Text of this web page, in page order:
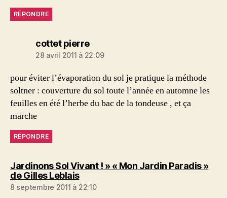
RÉPONDRE
cottet pierredit :
28 avril 2011 à 22:09
pour éviter l’évaporation du sol je pratique la méthode
soltner : couverture du sol toute l’année en automne les
feuilles en été l’herbe du bac de la tondeuse , et ça
marche
RÉPONDRE
Jardinons Sol Vivant ! » « Mon Jardin Paradis »
de Gilles Leblaisdit :
8 septembre 2011 à 22:10